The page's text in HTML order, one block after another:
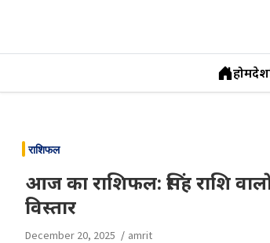
content
होमदेश
राशिफल
आज का राशिफल: सिंह राशि
विस्तार
December 20, 2025 amrit